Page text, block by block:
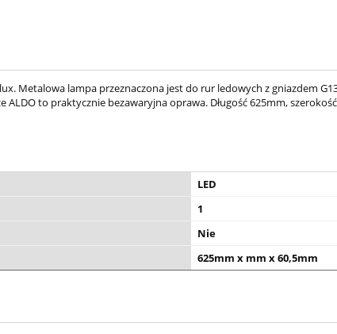
Metalowa lampa przeznaczona jest do rur ledowych z gniazdem
ALDO to praktycznie bezawaryjna oprawa. Długość 625mm,
LED
1
Nie
625mm x mm x 60,5mm